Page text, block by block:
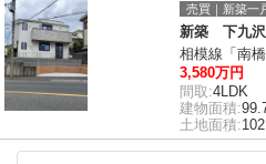
売買｜新築一
新築 下九
相模線「南
3,580万円
間取:4LDK
建物面積:
土地面積: